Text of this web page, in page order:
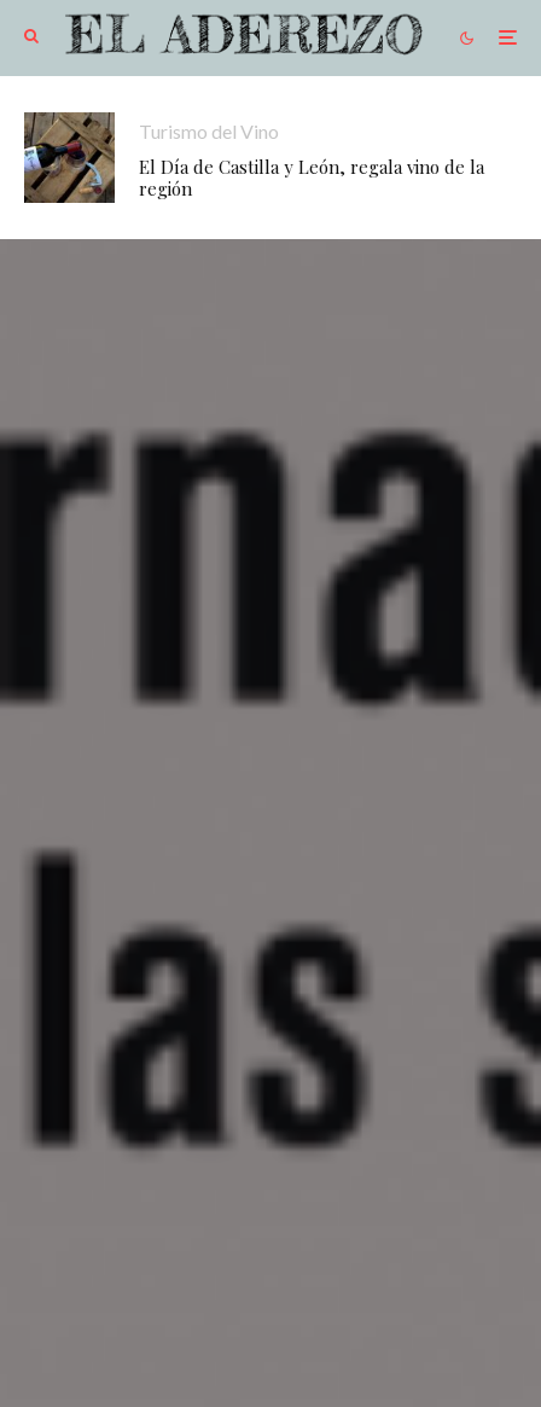
Turismo del Vino
El Día de Castilla y León, regala vino de la
región